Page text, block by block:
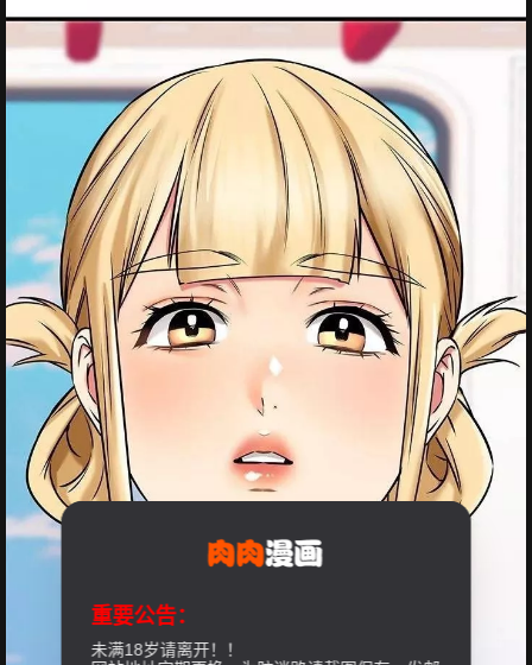
重要公告：
未满18岁请离开！！